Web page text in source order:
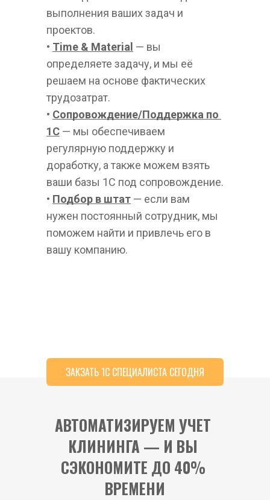
выполнения ваших задач и
проектов.
• Time & Material — вы
определяете задачу, и мы её
решаем на основе фактических
трудозатрат.
• Сопровождение/Поддержка по
1С — мы обеспечиваем
регулярную поддержку и
доработку, а также можем взять
• Подбор в штат — если вам
нужен постоянный сотрудник, мы
поможем найти и привлечь его в
вашу компанию.
ЗАКЗАТЬ 1С СПЕЦИАЛИСТА СЕГОДНЯ
АВТОМАТИЗИРУЕМ УЧЕТ
КЛИНИНГА — И ВЫ
СЭКОНОМИТЕ ДО 40%
ВРЕМЕНИ